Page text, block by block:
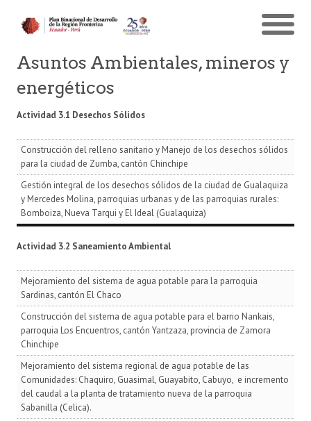
Asuntos Ambientales, mineros y
energéticos
Actividad 3.1 Desechos Sólidos
Construcción del relleno sanitario y Manejo de los desechos sólidos
para la ciudad de Zumba, cantón Chinchipe
Gestión integral de los desechos sólidos de la ciudad de Gualaquiza
y Mercedes Molina, parroquias urbanas y de las parroquias rurales:
Bomboiza, Nueva Tarqui y El Ideal (Gualaquiza)
Actividad 3.2 Saneamiento Ambiental
Mejoramiento del sistema de agua potable para la parroquia
Sardinas, cantón El Chaco
Construcción del sistema de agua potable para el barrio Nankais,
parroquia Los Encuentros, cantón Yantzaza, provincia de Zamora
Chinchipe
Mejoramiento del sistema regional de agua potable de las
Comunidades: Chaquiro, Guasimal, Guayabito, Cabuyo, e incremento
del caudal a la planta de tratamiento nueva de la parroquia
Sabanilla (Celica).